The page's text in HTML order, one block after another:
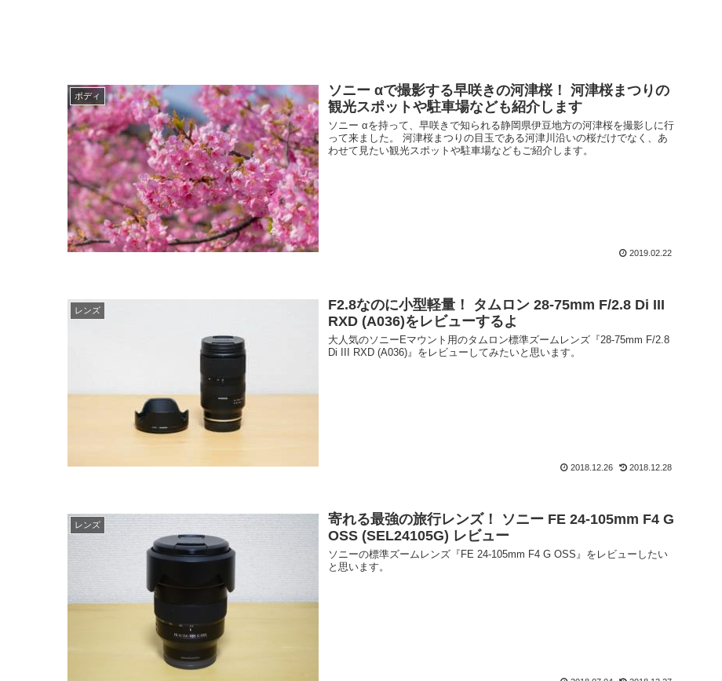
ボディ
ソニー αで撮影する早咲きの河津桜！ 河津桜まつりの
観光スポットや駐車場なども紹介します
ソニー αを持って、早咲きで知られる静岡県伊豆地方の河津桜を撮影しに行
って来ました。 河津桜まつりの目玉である河津川沿いの桜だけでなく、あ
わせて見たい観光スポットや駐車場などもご紹介します。
2019.02.22
レンズ
F2.8なのに小型軽量！ タムロン 28-75mm F/2.8 Di III
RXD (A036)をレビューするよ
大人気のソニーEマウント用のタムロン標準ズームレンズ『28-75mm F/2.8
Di III RXD (A036)』をレビューしてみたいと思います。
2018.12.26 2018.12.28
レンズ
寄れる最強の旅行レンズ！ ソニー FE 24-105mm F4 G
OSS (SEL24105G) レビュー
ソニーの標準ズームレンズ『FE 24-105mm F4 G OSS』をレビューしたい
と思います。